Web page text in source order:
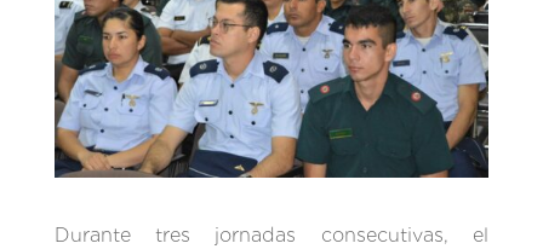
Durante tres jornadas consecutivas, el